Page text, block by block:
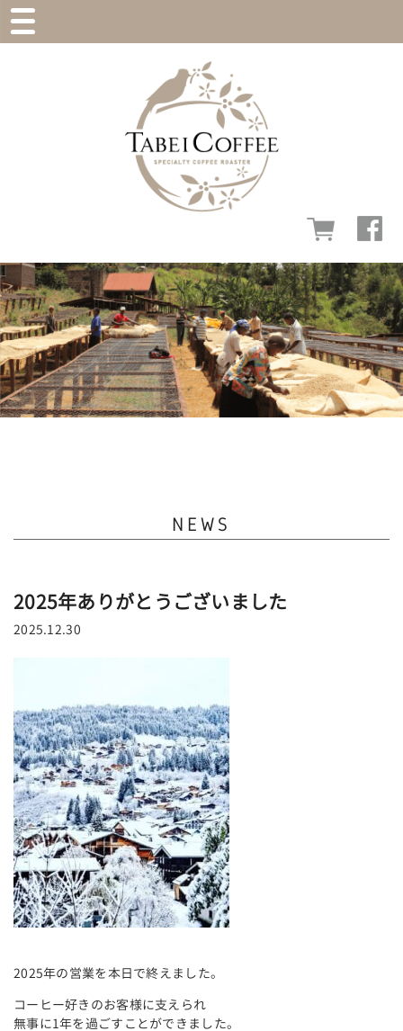
NEWS
2025年ありがとうございました
2025.12.30
2025年の営業を本日で終えました。
コーヒー好きのお客様に支えられ
無事に1年を過ごすことができました。